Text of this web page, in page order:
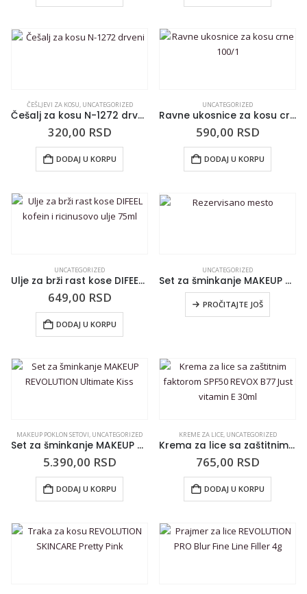
ČEŠLJEVI ZA KOSU, UNCATEGORIZED
Češalj za kosu N-1272 drveni
320,00 RSD
DODAJ U KORPU
UNCATEGORIZED
Ravne ukosnice za kosu crne 100/1
590,00 RSD
DODAJ U KORPU
UNCATEGORIZED
Ulje za brži rast kose DIFEEL kofein i ricinusovo ulje 75ml
649,00 RSD
DODAJ U KORPU
UNCATEGORIZED
Set za šminkanje MAKEUP REVOLUTION Mini Soft Glam Heroes
PROČITAJTE JOŠ
MAKEUP POKLON SETOVI, UNCATEGORIZED
Set za šminkanje MAKEUP REVOLUTION Ultimate Kiss
5.390,00 RSD
DODAJ U KORPU
KREME ZA LICE, UNCATEGORIZED
Krema za lice sa zaštitnim faktorom SPF50 REVOX B77 Just vitamin E 30ml
765,00 RSD
DODAJ U KORPU